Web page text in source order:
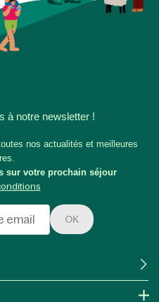
à notre newsletter !
nos actualités et meilleures
sur votre prochain séjour
OK